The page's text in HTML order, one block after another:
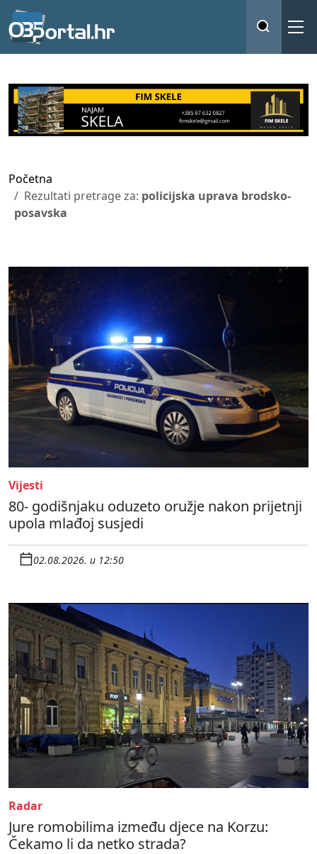
Početna
Rezultati pretrage za: policijska uprava brodsko-
posavska
Vijesti
80- godišnjaku oduzeto oružje nakon prijetnji
upola mlađoj susjedi
02.08.2026. u 12:50
Radar
Jure romobilima između djece na Korzu:
Čekamo li da netko strada?